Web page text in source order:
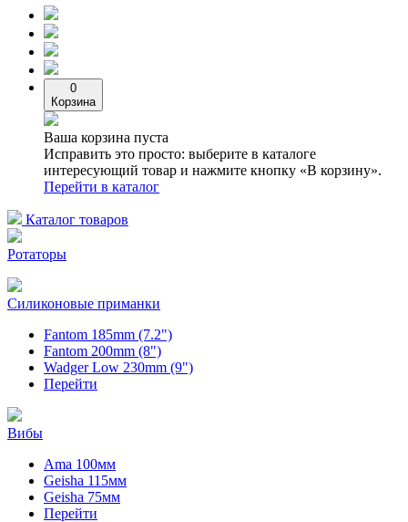
0
Корзина
Ваша корзина пуста
Исправить это просто: выберите в каталоге
интересующий товар и нажмите кнопку «В корзину».
Перейти в каталог
Каталог товаров
Ротаторы
Силиконовые приманки
Fantom 185mm (7.2")
Fantom 200mm (8")
Wadger Low 230mm (9")
Перейти
Вибы
Ama 100мм
Geisha 115мм
Geisha 75мм
Перейти